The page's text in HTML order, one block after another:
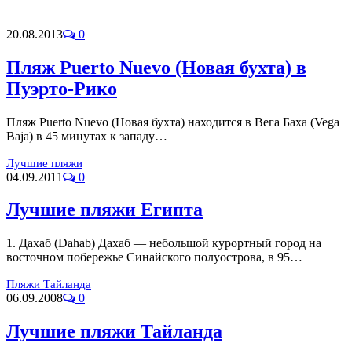
20.08.2013 0
Пляж Puerto Nuevo (Новая бухта) в
Пуэрто-Рико
Пляж Puerto Nuevo (Новая бухта) находится в Вега Баха (Vega
Baja) в 45 минутах к западу…
Лучшие пляжи
04.09.2011 0
Лучшие пляжи Египта
1. Дахаб (Dahab) Дахаб — небольшой курортный город на
восточном побережье Синайского полуострова, в 95…
Пляжи Тайланда
06.09.2008 0
Лучшие пляжи Тайланда